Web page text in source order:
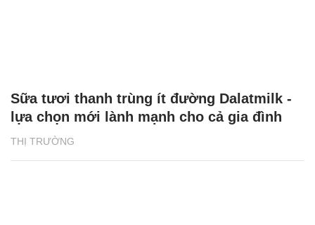
THỊ TRƯỜNG
Sữa tươi thanh trùng ít đường Dalatmilk -
lựa chọn mới lành mạnh cho cả gia đình